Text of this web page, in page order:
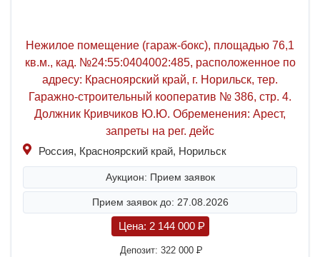
Нежилое помещение (гараж-бокс), площадью 76,1
кв.м., кад. №24:55:0404002:485, расположенное по
адресу: Красноярский край, г. Норильск, тер.
Гаражно-строительный кооператив № 386, стр. 4.
Должник Кривчиков Ю.Ю. Обременения: Арест,
запреты на рег. дейс
Россия, Красноярский край, Норильск
Аукцион: Прием заявок
Прием заявок до: 27.08.2026
Цена: 2 144 000 P
Депозит: 322 000 P